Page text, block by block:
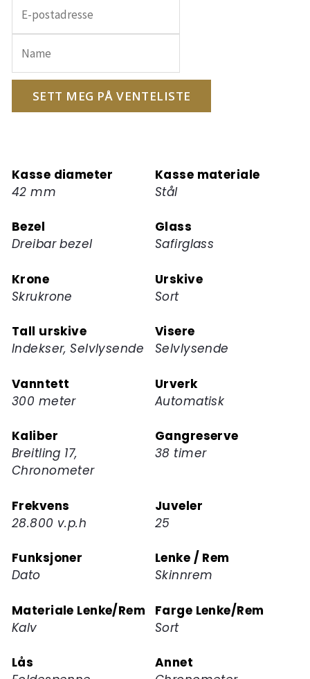
inn
e-
postadressen
din
ventelisten
for
produktet
SETT MEG PÅ VENTELISTE
Kasse diameter
42 mm
Kasse materiale
Stål
Bezel
Dreibar bezel
Glass
Safirglass
Krone
Skrukrone
Urskive
Sort
Tall urskive
Indekser, Selvlysende
Visere
Selvlysende
Vanntett
300 meter
Urverk
Automatisk
Kaliber
Breitling 17,
Chronometer
Gangreserve
38 timer
Frekvens
28.800 v.p.h
Juveler
25
Funksjoner
Dato
Lenke / Rem
Skinnrem
Materiale Lenke/Rem
Kalv
Farge Lenke/Rem
Sort
Lås
Annet